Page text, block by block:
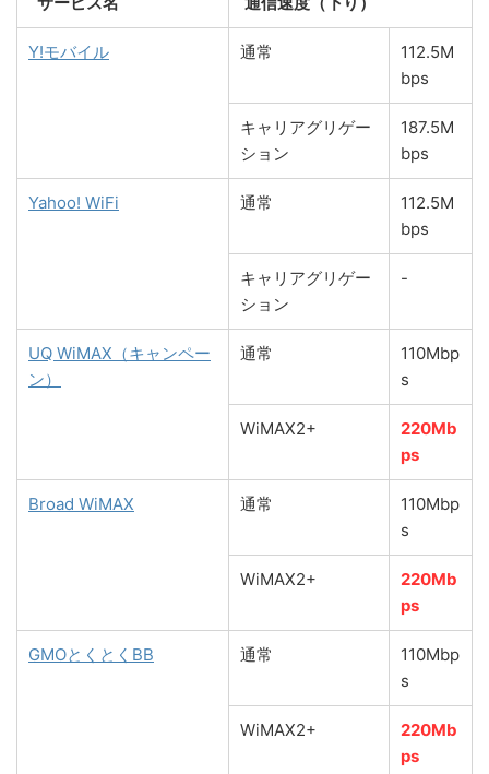
Y!モバイル 通常
112.5M
bps
キャリアグリゲー
ション
187.5M
bps
Yahoo! WiFi 通常
112.5M
bps
キャリアグリゲー
ション
-
UQ WiMAX（キャンペー
ン）
通常
110Mbp
s
WiMAX2+
220Mb
ps
Broad WiMAX 通常
110Mbp
s
WiMAX2+
220Mb
ps
GMOとくとくBB 通常
110Mbp
s
WiMAX2+
220Mb
ps